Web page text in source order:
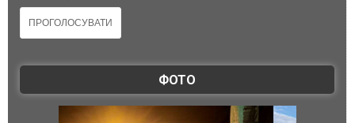
ФОТО